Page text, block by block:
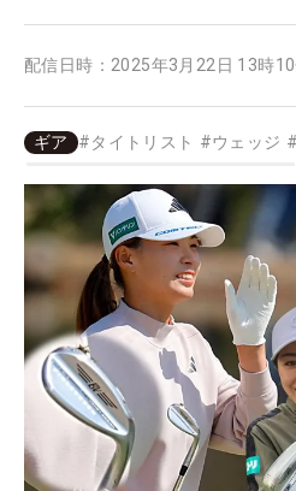
配信日時： 2025年3月22日 13時
ギア #タイトリスト #ウェッジ #